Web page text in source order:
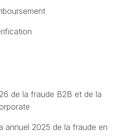
de la fraude B2B et de la
annuel 2025 de la fraude en